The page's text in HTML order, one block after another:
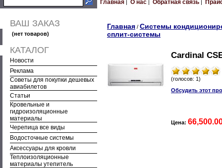
Главная | О нас | Обратная связь |
ВАШ ЗАКАЗ
(нет товаров)
КАТАЛОГ
Новости
Реклама
Советы для покупки дешевых
авиабилетов
Статьи
Кровельные и
гидроизоляционные
материалы
Черепица все виды
Водосточные системы
Аксессуары для кровли
Теплоизоляционные
материалы утепитель
Главная / Системы
сплит-системы
Cardinal
(голосов: 1)
Обсудить этот
Цена: